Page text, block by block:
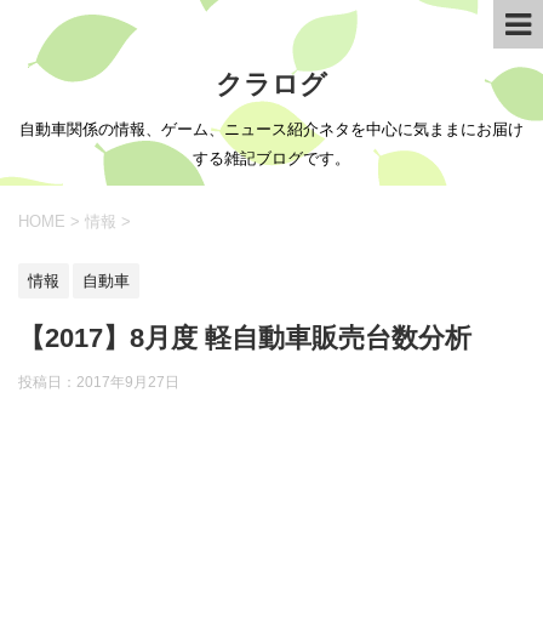
クラログ
自動車関係の情報、ゲーム、ニュース紹介ネタを中心に気ままにお届け
する雑記ブログです。
HOME > 情報 >
情報 自動車
【2017】8月度 軽自動車販売台数分析
投稿日： 2017年9月27日